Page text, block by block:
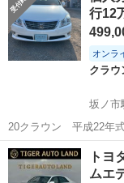
行12
オンラ
クラウ
坂ノ市
20クラウン 平成22
ビ DVD バックカメラ ETC 2500cc ロイヤルサルーン 前席パワー
シート 24時間以内に購入、お支払い可能な方のみのご連絡でお願い
致し...
大分 大分市 坂
トヨ
ムエ